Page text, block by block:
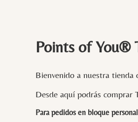
Points of You®
Bienvenido a nuestra tienda
Desde aquí podrás comprar
Para pedidos en bloque